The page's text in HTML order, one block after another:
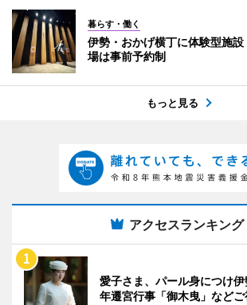
暮らす・働く
伊勢・おかげ横丁に体験型施
場は事前予約制
もっと見る
アクセスランキング
愛子さま、パール身につけ
年遷宮行事「御木曳」など